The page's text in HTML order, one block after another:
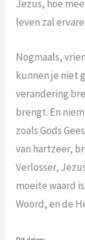
Jezus, hoe
leven zal
Nogmaals,
kunnen je niet
verandering
brengt. En
zoals Gods
van hartzeer,
Verlosser,
moeite waard
Woord, en de